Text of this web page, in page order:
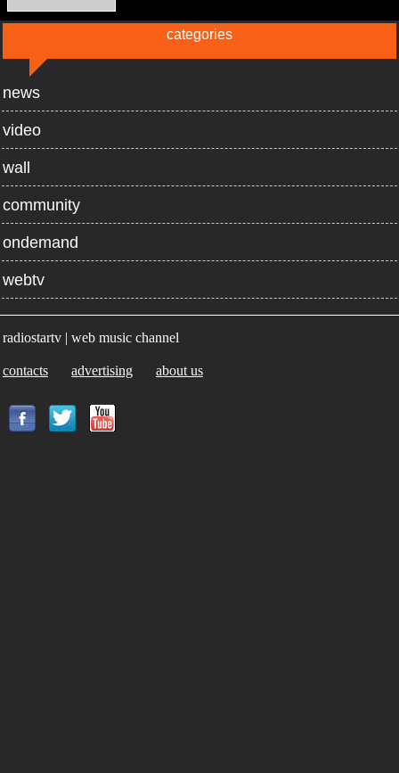
categories
news
video
wall
community
ondemand
webtv
radiostartv | web music channel
contacts advertising about us